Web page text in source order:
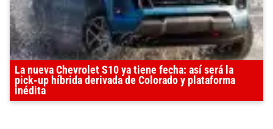
La nueva Chevrolet S10 ya tiene fecha: así será la
pick-up híbrida derivada de Colorado y plataforma
inédita